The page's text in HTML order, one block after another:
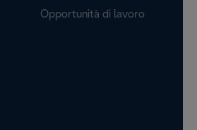
Opportunità di lavoro